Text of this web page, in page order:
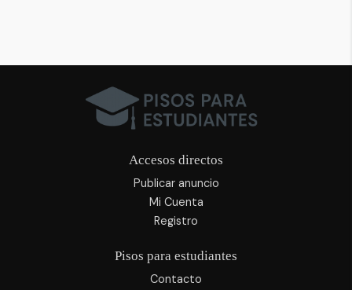
Accesos directos
Publicar anuncio
Mi Cuenta
Registro
Pisos para estudiantes
Contacto